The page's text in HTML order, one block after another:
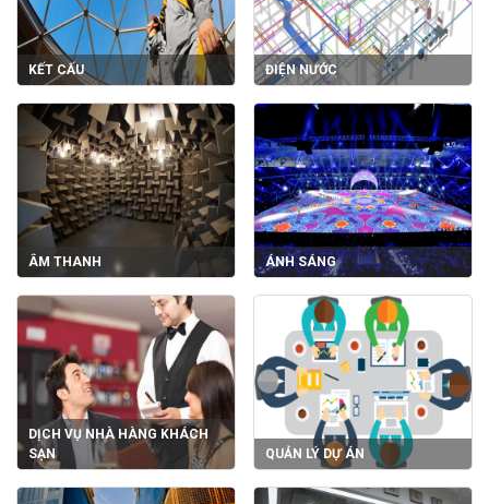
KẾT CẤU ĐIỆN NƯỚC
ÂM THANH ÁNH SÁNG
DỊCH VỤ NHÀ HÀNG KHÁCH
SẠN
QUẢN LÝ DỰ ÁN